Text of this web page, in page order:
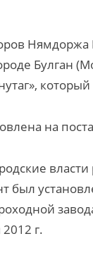
Нямдоржа
Булган
на
г.